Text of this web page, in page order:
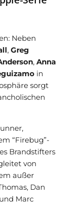
Neben
, Greg
, Anna
in
sorgt
“Firebug”-
Brandstifters
von
außer
Dan
Marc